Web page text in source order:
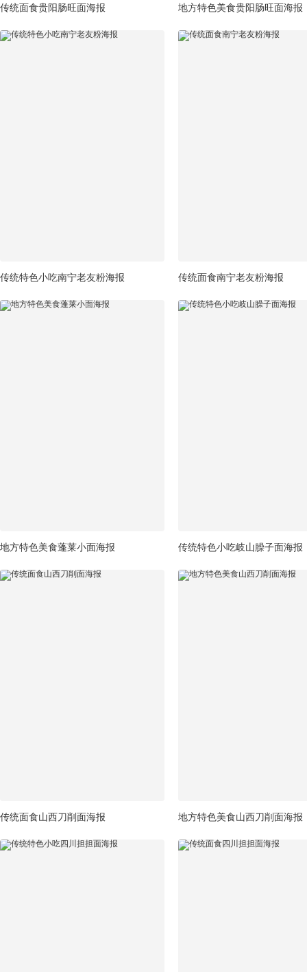
传统面食贵阳肠旺面海报 地方特色美食贵阳肠旺面海报
传统特色小吃南宁老友粉海报 传统面食南宁老友粉海报
地方特色美食蓬莱小面海报 传统特色小吃岐山臊子面海报
传统面食山西刀削面海报 地方特色美食山西刀削面海报